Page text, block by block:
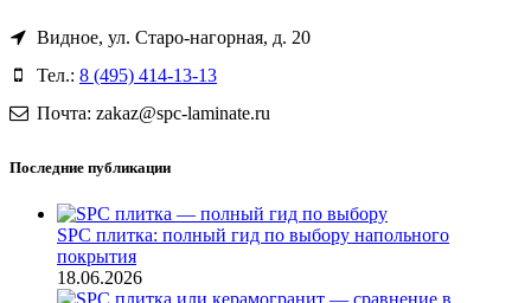
Видное, ул. Старо-нагорная, д. 20
Тел.: 8 (495) 414-13-13
Почта: zakaz@spc-laminate.ru
Последние публикации
SPC плитка: полный гид по выбору напольного
покрытия
18.06.2026